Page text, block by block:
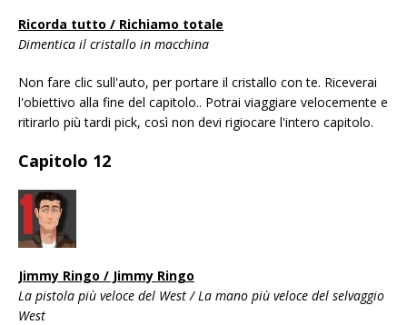
Ricorda tutto / Richiamo totale
Dimentica il cristallo in macchina
Non fare clic sull'auto, per portare il cristallo con te. Riceverai
l'obiettivo alla fine del capitolo.. Potrai viaggiare velocemente e
ritirarlo più tardi pick, così non devi rigiocare l'intero capitolo.
Capitolo 12
Jimmy Ringo / Jimmy Ringo
La pistola più veloce del West / La mano più veloce del selvaggio
West